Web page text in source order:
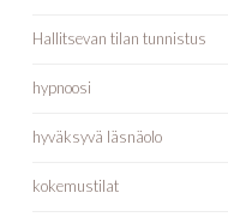
Hallitsevan tilan tunnistus
hypnoosi
hyväksyvä läsnäolo
kokemustilat